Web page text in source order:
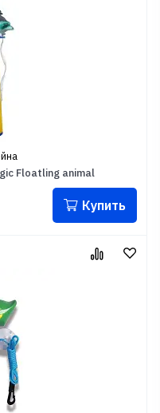
Floatling animal
Купить